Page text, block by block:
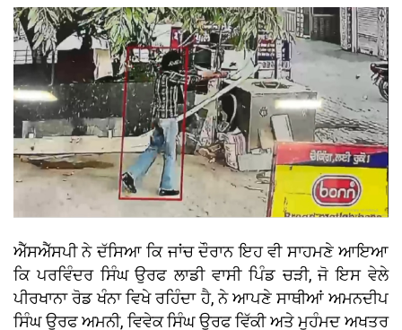
ਐੱਸਐੱਸਪੀ ਨੇ ਦੱਸਿਆ ਕਿ ਜਾਂਚ ਦੌਰਾਨ ਇਹ ਵੀ ਸਾਹਮਣੇ ਆਇਆ
ਕਿ ਪਰਵਿੰਦਰ ਸਿੰਘ ਉਰਫ ਲਾਡੀ ਵਾਸੀ ਪਿੰਡ ਚੜੀ, ਜੋ ਇਸ ਵੇਲੇ
ਪੀਰਖਾਨਾ ਰੋਡ ਖੰਨਾ ਵਿਖੇ ਰਹਿੰਦਾ ਹੈ, ਨੇ ਆਪਣੇ ਸਾਥੀਆਂ ਅਮਨਦੀਪ
ਸਿੰਘ ਉਰਫ ਅਮਨੀ, ਵਿਵੇਕ ਸਿੰਘ ਉਰਫ ਵਿੱਕੀ ਅਤੇ ਮੁਹੰਮਦ ਅਖਤਰ